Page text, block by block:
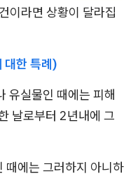
이라면 상황이 달라집
대한 특례)
유실물인 때에는 피해
날로부터 2년내에 그
때에는 그러하지 아니하